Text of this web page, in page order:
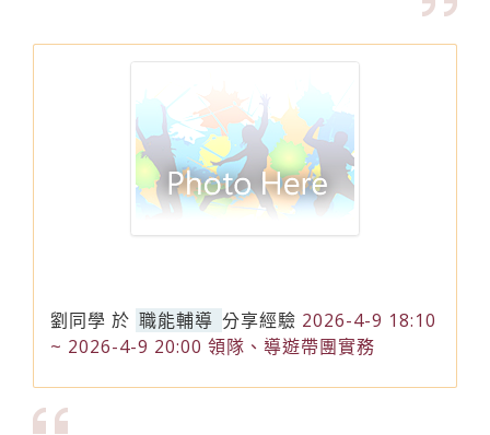
劉同學 於 職能輔導 分享經驗 2026-4-9 18:10
~ 2026-4-9 20:00 領隊、導遊帶團實務